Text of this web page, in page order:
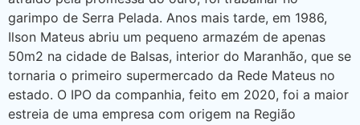
garimpo de Serra Pelada. Anos mais tarde, em 1986,
Ilson Mateus abriu um pequeno armazém de apenas
50m2 na cidade de Balsas, interior do Maranhão, que se
tornaria o primeiro supermercado da Rede Mateus no
estado. O IPO da companhia, feito em 2020, foi a maior
estreia de uma empresa com origem na Região